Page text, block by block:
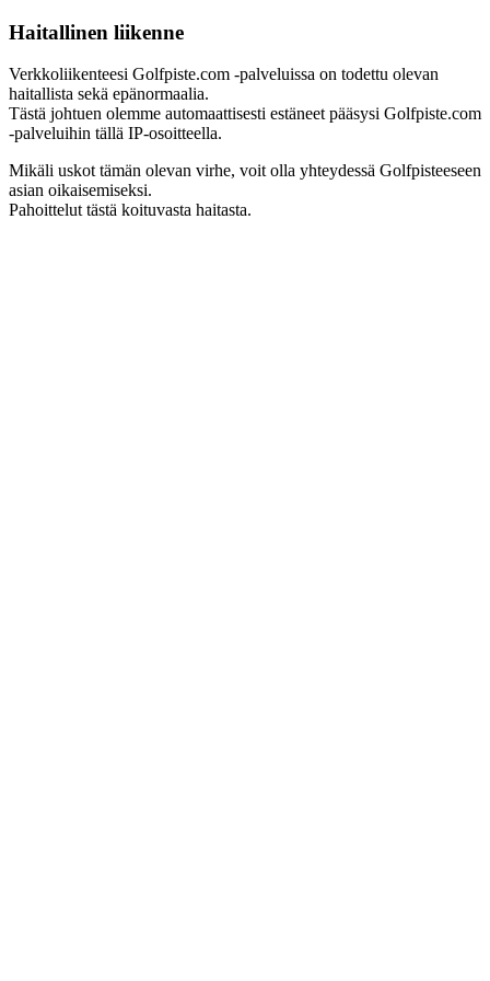
Haitallinen liikenne
Verkkoliikenteesi Golfpiste.com -palveluissa on todettu olevan
haitallista sekä epänormaalia.
Tästä johtuen olemme automaattisesti estäneet pääsysi Golfpiste.com
-palveluihin tällä IP-osoitteella.
Mikäli uskot tämän olevan virhe, voit olla yhteydessä Golfpisteeseen
asian oikaisemiseksi.
Pahoittelut tästä koituvasta haitasta.